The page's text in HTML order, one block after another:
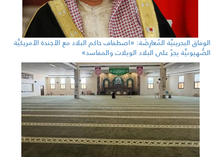
الوفاق البحرينيَّة المُعارِضَة: «اصطفاف حاكم البلاد مع الأجندة الأمريكيَّة
الصُّهيونيَّة يجرّ على البلاد الويلات والمفاسد»